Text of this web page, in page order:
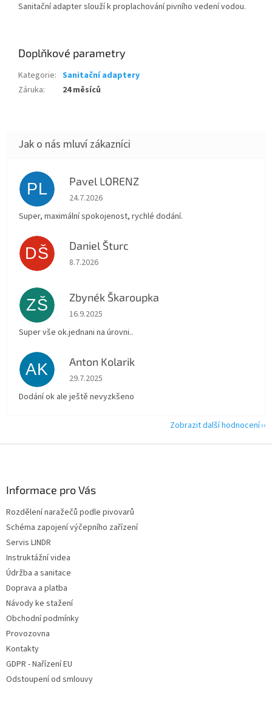
Sanitační adapter slouží k proplachování pivního vedení vodou.
Doplňkové parametry
Kategorie: Sanitační adaptery
Záruka: 24 měsíců
PL Pavel LORENZ
Hodnocení obchodu je 5 z 5 hvězdiček.
24.7.2026
Super, maximální spokojenost, rychlé dodání.
DŠ Daniel Šturc
Hodnocení obchodu je 5 z 5 hvězdiček.
8.7.2026
ZŠ Zbynék Škaroupka
Hodnocení obchodu je 5 z 5 hvězdiček.
16.9.2025
Super vše ok.jednani na úrovni..
AK Anton Kolarik
Hodnocení obchodu je 5 z 5 hvězdiček.
29.7.2025
Dodání ok ale ještě nevyzkšeno
Zobrazit další hodnocení
Informace pro Vás
Rozdělení naražečů podle pivovarů
Schéma zapojení výčepního zařízení
Servis LINDR
Instruktážní videa
Údržba a sanitace
Doprava a platba
Návody ke stažení
Obchodní podmínky
Provozovna
Kontakty
GDPR - Nařízení EU
Odstoupení od smlouvy